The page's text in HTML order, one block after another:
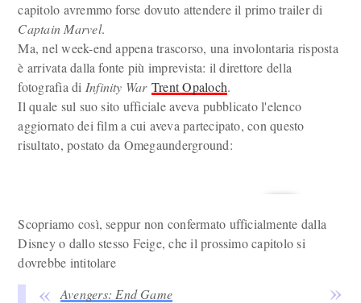
capitolo avremmo forse dovuto attendere il primo trailer di
Captain Marvel.
Ma, nel week-end appena trascorso, una involontaria risposta
è arrivata dalla fonte più imprevista: il direttore della
fotografia di Infinity War Trent Opaloch.
Il quale sul suo sito ufficiale aveva pubblicato l'elenco
aggiornato dei film a cui aveva partecipato, con questo
risultato, postato da Omegaunderground:
Scopriamo così, seppur non confermato ufficialmente dalla
Disney o dallo stesso Feige, che il prossimo capitolo si
dovrebbe intitolare
Avengers: End Game